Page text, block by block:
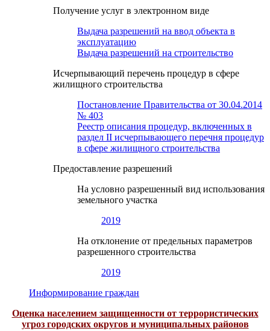
Получение услуг в электронном виде
Выдача разрешений на ввод объекта в
эксплуатацию
Выдача разрешений на строительство
Исчерпывающий перечень процедур в сфере
жилищного строительства
Постановление Правительства от 30.04.2014
№ 403
Реестр описания процедур, включенных в
раздел II исчерпывающего перечня процедур
в сфере жилищного строительства
Предоставление разрешений
На условно разрешенный вид использования
земельного участка
2019
На отклонение от предельных параметров
разрешенного строительства
2019
Информирование граждан
Оценка населением защищенности от террористических
угроз городских округов и муниципальных районов